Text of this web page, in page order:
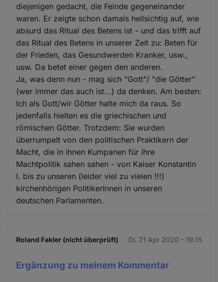
diejenigen gedacht, die Feinde gegeneinander
waren. Er zeigte schon damals hellsichtig auf, wie
absurd das Ritual des Betens ist - und das trifft auf
das Ritual des Betens in unserer Zeit zu: Beten für
der Frieden, das Gesundwerden Kranker, usw.,
usw. Da betet einer gegen den anderen.
Ja, was denn nun - mag sich "Gott"/ "die Götter"
(wer immer das auch ist...) da denken. Am besten:
Ich als Gott/wir Götter halte mich da raus. So
jedenfalls hielten es die griechischen und
römischen Götter. Trotzdem: Sie wurden
überrumpelt von den politischen Praktikern der
Macht, die in ihnen Kumpanen für ihre
Machtpolitik sahen sahen - von Kaiser Konstantin
I. bis zu unseren (leider viel zu vielen !!!)
kirchenhörigen PolitikerInnen in unseren
deutschen Parlamenten.
Roland Fakler (nicht überprüft) Di. 21 Apr 2020 - 19:15
Ergänzung zu meinem Kommentar